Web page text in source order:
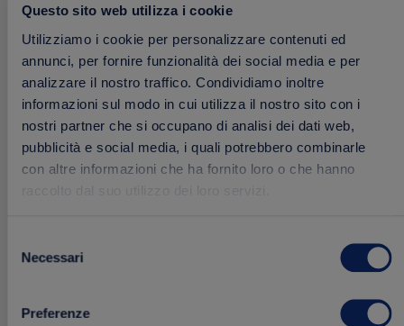
Questo sito web utilizza i cookie
Utilizziamo i cookie per personalizzare contenuti ed
annunci, per fornire funzionalità dei social media e per
analizzare il nostro traffico. Condividiamo inoltre
informazioni sul modo in cui utilizza il nostro sito con i
nostri partner che si occupano di analisi dei dati web,
pubblicità e social media, i quali potrebbero combinarle
con altre informazioni che ha fornito loro o che hanno
delNecessari
Preferenze
2.29 €
FRESCHI
Aggiungi
ai
preferiti